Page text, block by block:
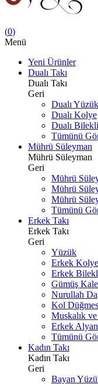
(0)
Menü
Yeni Ürünler
Dualı Takı
Dualı Takı
Geri
Dualı Yüzük
Dualı Kolye
Dualı
Tümünü
Mührü Süleyman
Mührü Süleyman
Geri
Mührü
Mührü
Mührü
Tümünü
Erkek Takı
Erkek Takı
Geri
Yüzük
Erkek
Erkek
Gümüş
Nurullah
Kol
Muskalık
Erkek
Tümünü
Kadın Takı
Kadın Takı
Geri
Bayan